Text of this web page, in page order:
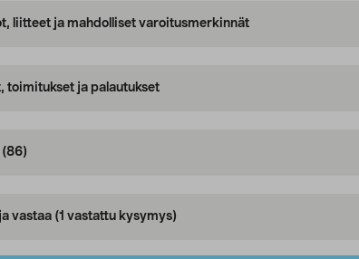
liitteet ja mahdolliset varoitusmerkinnät
toimitukset ja palautukset
(86)
vastaa (1 vastattu kysymys)